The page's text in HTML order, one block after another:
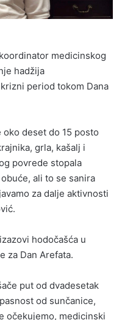
medicinskog
hadžija
period tokom Dana
deset do 15 posto
grla, kašalj i
povrede stopala
ali to se sanira
za dalje aktivnosti
hodočašća u
za Dan Arefata.
put od dvadesetak
od sunčanice,
očekujemo, medicinski